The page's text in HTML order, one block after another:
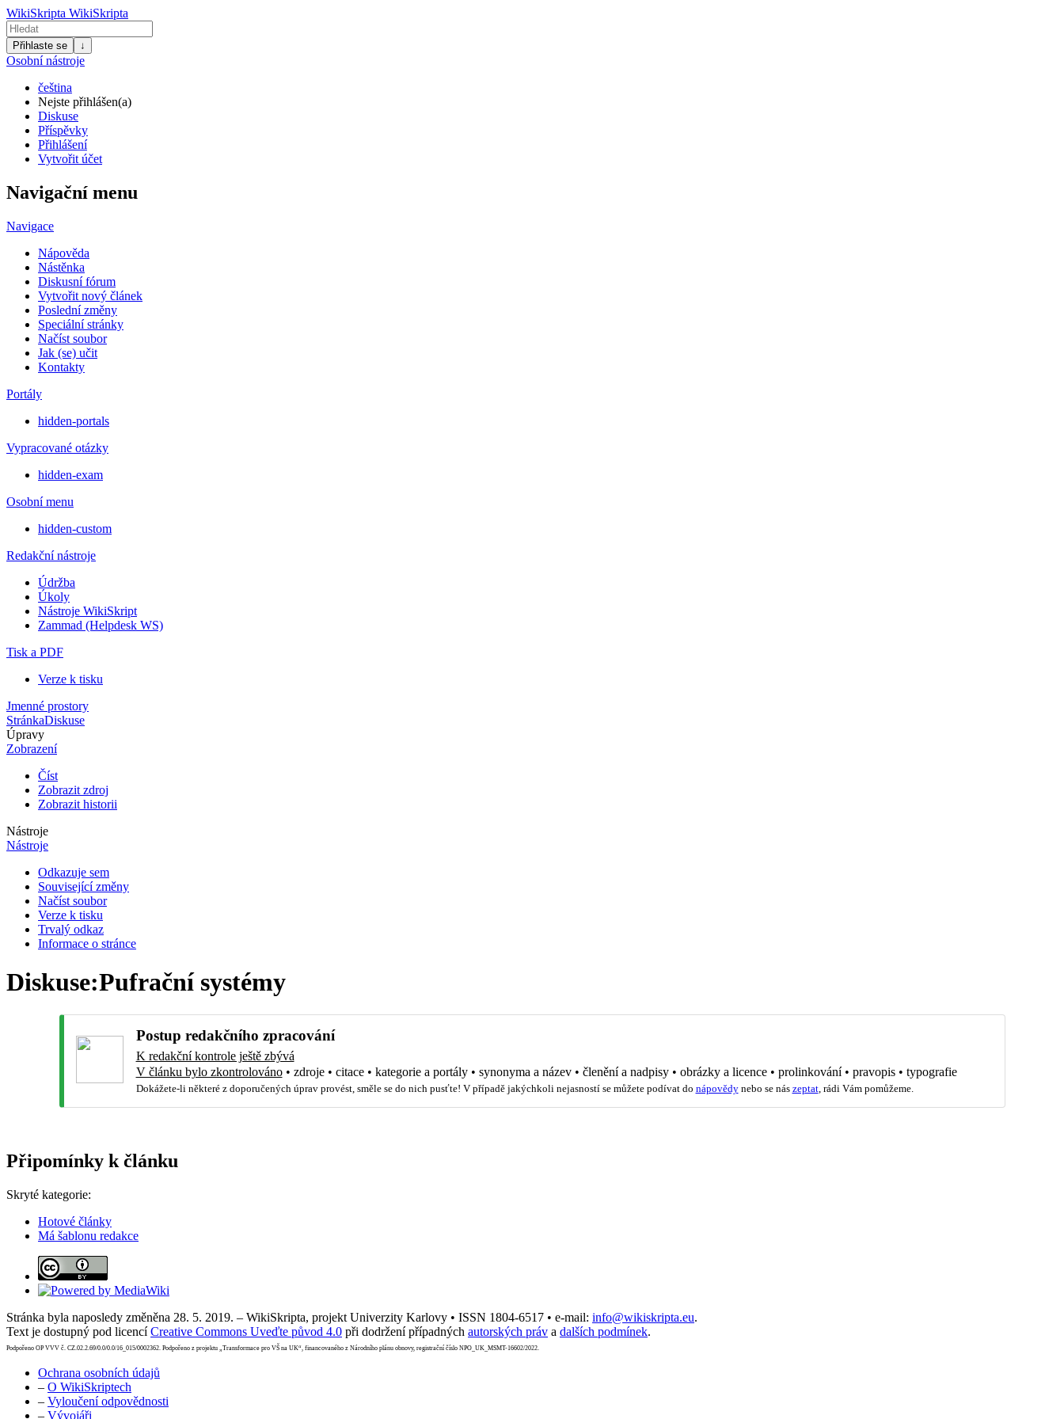
WikiSkripta WikiSkripta
Přihlaste se ↓
Osobní nástroje
čeština
Nejste přihlášen(a)
Diskuse
Příspěvky
Přihlášení
Vytvořit účet
Navigační menu
Navigace
Nápověda
Nástěnka
Diskusní fórum
Vytvořit nový článek
Poslední změny
Speciální stránky
Načíst soubor
Jak (se) učit
Kontakty
Portály
hidden-portals
Vypracované otázky
hidden-exam
Osobní menu
hidden-custom
Redakční nástroje
Údržba
Úkoly
Nástroje WikiSkript
Zammad (Helpdesk WS)
Tisk a PDF
Verze k tisku
Jmenné prostory
StránkaDiskuse
Úpravy
Zobrazení
Číst
Zobrazit zdroj
Zobrazit historii
Nástroje
Nástroje
Odkazuje sem
Související změny
Načíst soubor
Verze k tisku
Trvalý odkaz
Informace o stránce
Diskuse:Pufrační systémy
Postup redakčního zpracování
K redakční kontrole ještě zbývá
V článku bylo zkontrolováno• zdroje• citace• kategorie a portály• synonyma a název • členění a nadpisy• obrázky a licence• prolinkování• pravopis• typografie
Dokážete-li některé z doporučených úprav provést, směle se do nich pusťte! V případě jakýchkoli nejasností se můžete podívat do nápovědynebo se nás zeptat, rádi Vám pomůžeme.
Připomínky k článku
Skryté kategorie:
Hotové články
Má šablonu redakce
Stránka byla naposledy změněna 28. 5. 2019. – WikiSkripta, projekt Univerzity Karlovy • ISSN 1804-6517 • e-mail: info@wikiskripta.eu.
Text je dostupný pod licencíCreative Commons Uveďte původ 4.0 při dodržení případných autorských práv a dalších podmínek.
Podpořeno OP VVV č. CZ.02.2.69/0.0/0.0/16_015/0002362. Podpořeno z projektu „Transformace pro VŠ na UK“, financovaného z Národního plánu obnovy, registrační číslo NPO_UK_MSMT-16602/2022.
Ochrana osobních údajů
– O WikiSkriptech
– Vyloučení odpovědnosti
– Vývojáři